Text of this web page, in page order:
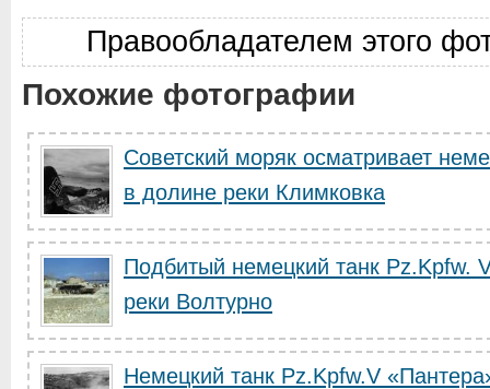
Правообладателем этого
Похожие фотографии
Советский моряк осматривает
в долине реки Климковка
Подбитый немецкий танк
реки Волтурно
Немецкий танк Pz.Kpfw.V